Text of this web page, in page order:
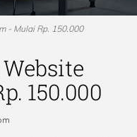
- Mulai Rp. 150.000
150.000